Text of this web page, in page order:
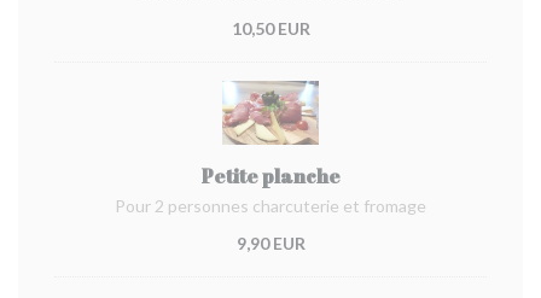
10,50 EUR
Petite planche
Pour 2 personnes charcuterie et fromage
9,90 EUR